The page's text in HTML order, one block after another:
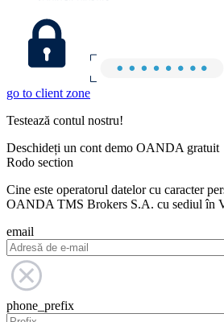
go to client zone
Testează contul nostru!
Deschideți un cont demo OANDA gratuit
Rodo section
Cine este operatorul datelor cu caracter
OANDA TMS Brokers S.A. cu sediul în
email
phone_prefix